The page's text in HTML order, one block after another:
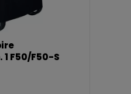
F50/F50-S